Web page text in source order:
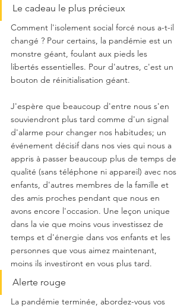
Le cadeau le plus précieux
Comment l'isolement social forcé nous a-t-il
changé ? Pour certains, la pandémie est un
monstre géant, foulant aux pieds les
libertés essentielles. Pour d'autres, c'est un
bouton de réinitialisation géant.
J'espère que beaucoup d'entre nous s'en
souviendront plus tard comme d'un signal
d'alarme pour changer nos habitudes; un
événement décisif dans nos vies qui nous a
appris à passer beaucoup plus de temps de
qualité (sans téléphone ni appareil) avec nos
enfants, d'autres membres de la famille et
des amis proches pendant que nous en
avons encore l'occasion. Une leçon unique
dans la vie que moins vous investissez de
temps et d'énergie dans vos enfants et les
personnes que vous aimez maintenant,
moins ils investiront en vous plus tard.
Alerte rouge
La pandémie terminée, abordez-vous vos